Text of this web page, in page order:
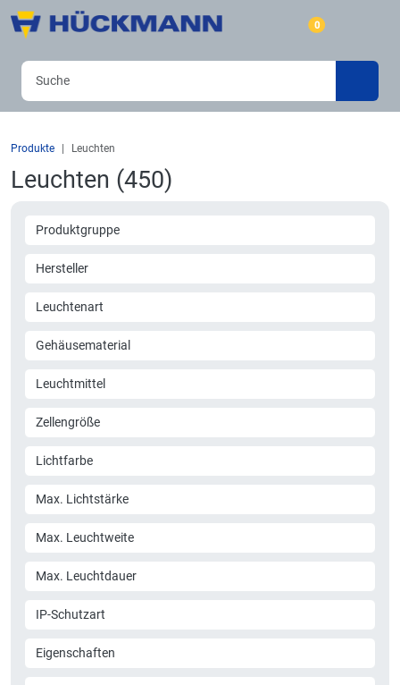
0
Produkte Leuchten
Leuchten (450)
Produktgruppe
Hersteller
Leuchtenart
Gehäusematerial
Leuchtmittel
Zellengröße
Lichtfarbe
Max. Lichtstärke
Max. Leuchtweite
Max. Leuchtdauer
IP-Schutzart
Eigenschaften